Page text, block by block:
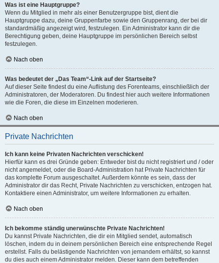
Was ist eine Hauptgruppe?
Wenn du Mitglied in mehr als einer Benutzergruppe bist, dient die
Hauptgruppe dazu, deine Gruppenfarbe sowie den Gruppenrang, der bei dir
standardmäßig angezeigt wird, festzulegen. Ein Administrator kann dir die
Berechtigung geben, deine Hauptgruppe im persönlichen Bereich selbst
festzulegen.
Nach oben
Was bedeutet der „Das Team“-Link auf der Startseite?
Auf dieser Seite findest du eine Auflistung des Forenteams, einschließlich der
Administratoren, der Moderatoren. Du findest hier auch weitere Informationen
wie die Foren, die diese im Einzelnen moderieren.
Nach oben
Private Nachrichten
Ich kann keine Privaten Nachrichten verschicken!
Hierfür kann es drei Gründe geben: Entweder bist du nicht registriert und / oder
nicht angemeldet, oder die Board-Administration hat Private Nachrichten für
das komplette Forum ausgeschaltet. Außerdem könnte es sein, dass der
Administrator dir das Recht, Private Nachrichten zu verschicken, entzogen hat.
Kontaktiere einen Administrator, um weitere Informationen zu erhalten.
Nach oben
Ich bekomme ständig unerwünschte Private Nachrichten!
Du kannst Private Nachrichten, die dir ein Mitglied sendet, automatisch
löschen, indem du in deinem persönlichen Bereich eine entsprechende Regel
erstellst. Falls du belästigende Nachrichten von jemandem erhältst, so kannst
du dies auch einem Administrator melden. Dieser kann dem betreffenden